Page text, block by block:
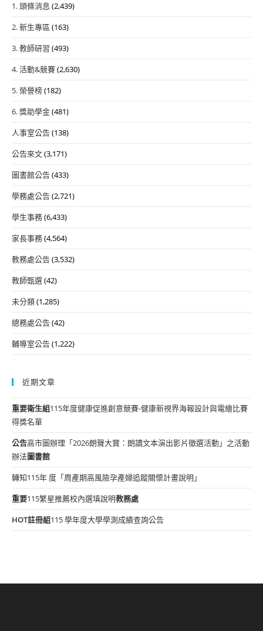
1. 頭條消息 (2,439)
2. 新生專區 (163)
3. 教師研習 (493)
4. 活動&競賽(2,630)
5. 榮譽榜(182)
6. 獎助學金(481)
人事室公告(138)
公告來文(3,171)
圖書館公告(433)
學務處公告(2,721)
學生事務(6,433)
家長事務(4,564)
教務處公告(3,532)
教師甄選(42)
未分類(1,285)
總務處公告(42)
輔導室公告(1,222)
近期文章
重要衛生組115年度健康促進創意競賽-健康新視界海報設計與電繪比賽
得獎名單
公告高市圖辦理「2026朗聲大賞：朗讀文本演出影片徵選活動」之活動
辦法圖書館
轉知115年 度「周產期高風險孕產婦追蹤關懷計畫說明」
重要115繁星推薦校內選填說明教務處
HOT註冊組115 學年度大學學測成績查詢公告